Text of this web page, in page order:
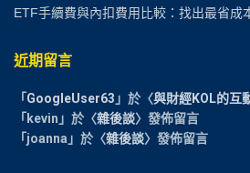
ETF手續費與內扣費用比較：找出最省成
近期留言
「GoogleUser63 」於〈與財經KOL的互
「kevin 」於〈雜後談〉發佈留言
「joanna 」於〈雜後談〉發佈留言